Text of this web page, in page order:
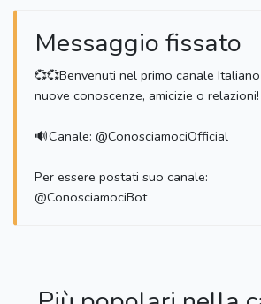
Messaggio fissato
💞💞Benvenuti nel primo canale
nuove conoscenze, amicizie o
🔊Canale: @ConosciamociOfficial
Per essere postati suo canale:
@ConosciamociBot